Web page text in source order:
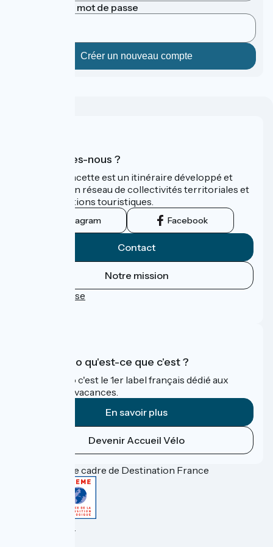
Confirmer le mot de passe
Qui sommes-nous ?
La Vélo Francette est un itinéraire développé et
promu par un réseau de collectivités territoriales et
leurs institutions touristiques.
Instagram Facebook
Contact
Notre mission
Espace Presse
Accueil Vélo qu'est-ce que c'est ?
Accueil Vélo c'est le 1er label français dédié aux
cyclistes en vacances.
En savoir plus
Devenir Accueil Vélo
Financé dans le cadre de Destination France